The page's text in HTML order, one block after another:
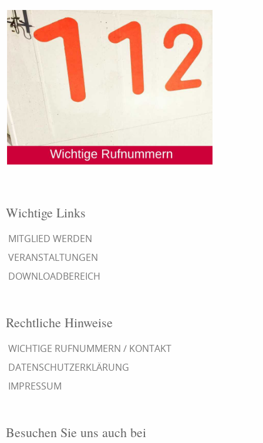
Wichtige Links
MITGLIED WERDEN
VERANSTALTUNGEN
DOWNLOADBEREICH
Rechtliche Hinweise
WICHTIGE RUFNUMMERN / KONTAKT
DATENSCHUTZERKLÄRUNG
IMPRESSUM
Besuchen Sie uns auch bei